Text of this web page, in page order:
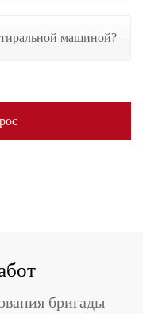
машиной?
бригады